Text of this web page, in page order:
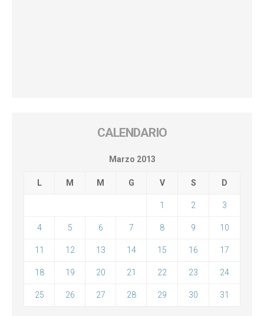
CALENDARIO
Marzo 2013
L M M G V S D
1 2 3
4 5 6 7 8 9 10
11 12 13 14 15 16 17
18 19 20 21 22 23 24
25 26 27 28 29 30 31